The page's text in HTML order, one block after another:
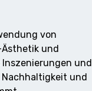
von
und
und
und